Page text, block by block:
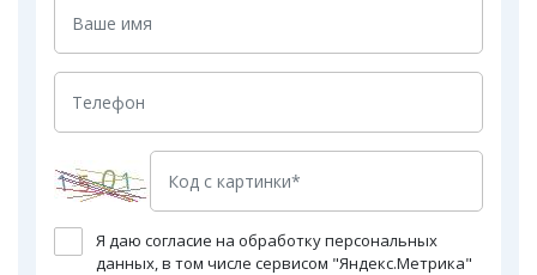
Я даю согласие на обработку персональных
данных, в том числе сервисом "Яндекс.Метрика"